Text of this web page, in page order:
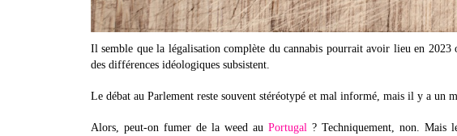
Il semble que la légalisation complète du cannabis pourrait avoir lieu en
des différences idéologiques subsistent.
Le débat au Parlement reste souvent stéréotypé et mal informé, mais il y a un
Alors, peut-on fumer de la weed au Portugal? Techniquement, non. Mais